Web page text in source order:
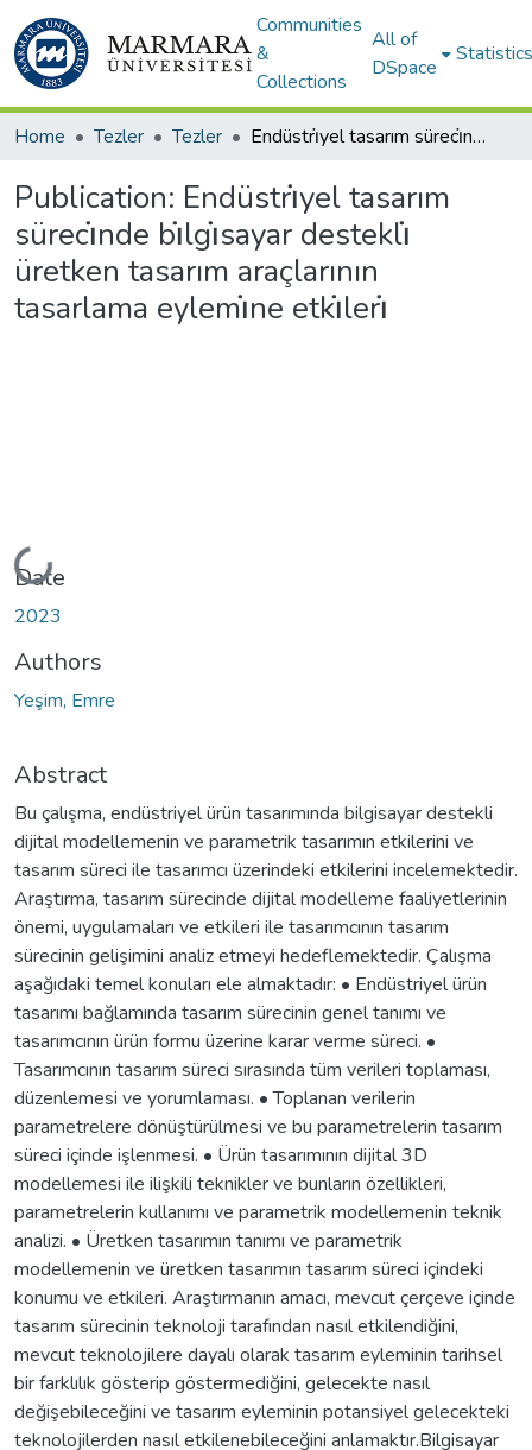
Communities
&
Collections
All of
DSpace
Statistics
Home Tezler Tezler Endüstri̇yel tasarım süreci̇nde bi̇lgi̇sayar destekli̇ üretken tasarım araçlarının tasarlama eylemi̇ne etki̇leri̇
Publication: Endüstri̇yel tasarım
süreci̇nde bi̇lgi̇sayar destekli̇
üretken tasarım araçlarının
tasarlama eylemi̇ne etki̇leri̇
Loading...
Date
2023
Authors
Yeşim, Emre
Abstract
Bu çalışma, endüstriyel ürün tasarımında bilgisayar destekli
dijital modellemenin ve parametrik tasarımın etkilerini ve
tasarım süreci ile tasarımcı üzerindeki etkilerini incelemektedir.
Araştırma, tasarım sürecinde dijital modelleme faaliyetlerinin
önemi, uygulamaları ve etkileri ile tasarımcının tasarım
sürecinin gelişimini analiz etmeyi hedeflemektedir. Çalışma
aşağıdaki temel konuları ele almaktadır: • Endüstriyel ürün
tasarımı bağlamında tasarım sürecinin genel tanımı ve
tasarımcının ürün formu üzerine karar verme süreci. •
Tasarımcının tasarım süreci sırasında tüm verileri toplaması,
düzenlemesi ve yorumlaması. • Toplanan verilerin
parametrelere dönüştürülmesi ve bu parametrelerin tasarım
süreci içinde işlenmesi. • Ürün tasarımının dijital 3D
modellemesi ile ilişkili teknikler ve bunların özellikleri,
parametrelerin kullanımı ve parametrik modellemenin teknik
analizi. • Üretken tasarımın tanımı ve parametrik
modellemenin ve üretken tasarımın tasarım süreci içindeki
konumu ve etkileri. Araştırmanın amacı, mevcut çerçeve içinde
tasarım sürecinin teknoloji tarafından nasıl etkilendiğini,
mevcut teknolojilere dayalı olarak tasarım eyleminin tarihsel
bir farklılık gösterip göstermediğini, gelecekte nasıl
değişebileceğini ve tasarım eyleminin potansiyel gelecekteki
teknolojilerden nasıl etkilenebileceğini anlamaktır.Bilgisayar